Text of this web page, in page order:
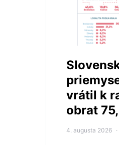
vrátil k
obrat
4. augusta 2026